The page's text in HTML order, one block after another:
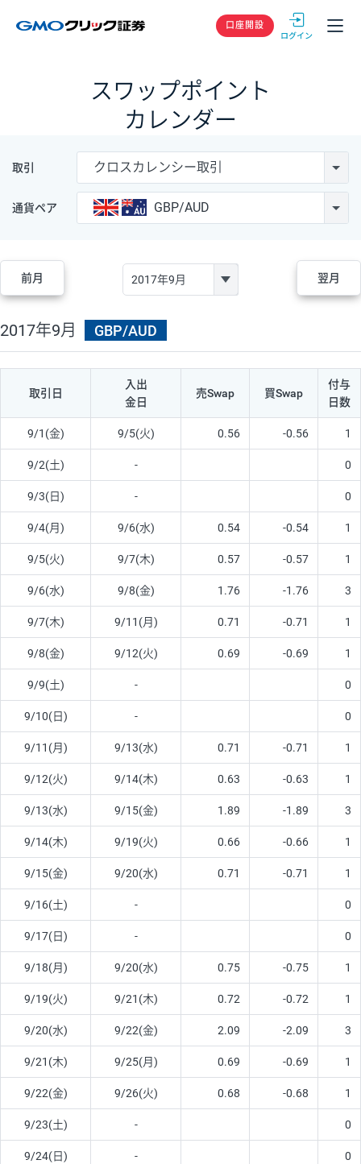
GMOクリック
口座開設
スワップポイント
カレンダー
取引 クロスカレンシー取引
通貨ペア GBP/AUD
前月 翌月
2017年9月 GBP/AUD
取引日
入出
金日
売Swap 買Swap
付与
日数
9/1(金) 9/5(火) 0.56 -0.56 1
9/2(土) - 0
9/3(日) - 0
9/4(月) 9/6(水) 0.54 -0.54 1
9/5(火) 9/7(木) 0.57 -0.57 1
9/6(水) 9/8(金) 1.76 -1.76 3
9/7(木) 9/11(月) 0.71 -0.71 1
9/8(金) 9/12(火) 0.69 -0.69 1
9/9(土) - 0
9/10(日) - 0
9/11(月) 9/13(水) 0.71 -0.71 1
9/12(火) 9/14(木) 0.63 -0.63 1
9/13(水) 9/15(金) 1.89 -1.89 3
9/14(木) 9/19(火) 0.66 -0.66 1
9/15(金) 9/20(水) 0.71 -0.71 1
9/16(土) - 0
9/17(日) - 0
9/18(月) 9/20(水) 0.75 -0.75 1
9/19(火) 9/21(木) 0.72 -0.72 1
9/20(水) 9/22(金) 2.09 -2.09 3
9/21(木) 9/25(月) 0.69 -0.69 1
9/22(金) 9/26(火) 0.68 -0.68 1
9/23(土) - 0
9/24(日) - 0